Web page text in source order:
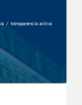
transparencia activa